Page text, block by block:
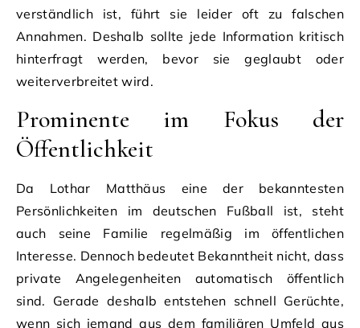
verständlich ist, führt sie leider oft zu falschen
Annahmen. Deshalb sollte jede Information kritisch
hinterfragt werden, bevor sie geglaubt oder
weiterverbreitet wird.
Prominente im Fokus der
Öffentlichkeit
Da Lothar Matthäus eine der bekanntesten
Persönlichkeiten im deutschen Fußball ist, steht
auch seine Familie regelmäßig im öffentlichen
Interesse. Dennoch bedeutet Bekanntheit nicht, dass
private Angelegenheiten automatisch öffentlich
sind. Gerade deshalb entstehen schnell Gerüchte,
wenn sich jemand aus dem familiären Umfeld aus